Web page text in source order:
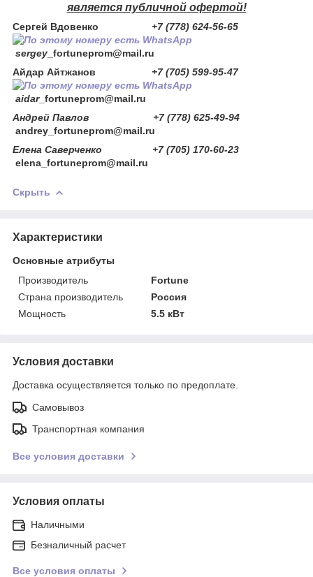
является публичной офертой!
Сергей Вдовенко +7 (778) 624-56-65
sergey _fortuneprom@mail.ru
Айдар Айтжанов
+7 (705) 599-95-47
aidar_fortuneprom@mail.ru
Андрей Павлов +7 (778) 625-49-94
andrey_fortuneprom@mail.ru
Елена Саверченко +7 (705) 170-60-23
elena_fortuneprom@mail.ru
Скрыть
Характеристики
Основные атрибуты
Производитель
Fortune
Страна производитель
Россия
Мощность
5.5 кВт
Условия доставки
Доставка осуществляется только по предоплате.
Самовывоз
Транспортная компания
Все условия доставки
Условия оплаты
Наличными
Безналичный расчет
Все условия оплаты